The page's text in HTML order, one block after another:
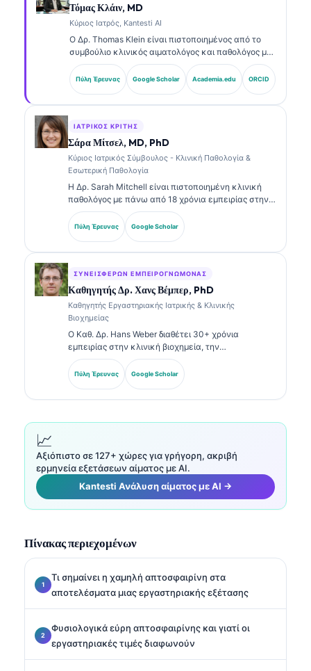
Τόμας Κλάιν, MD
Κύριος Ιατρός, Kantesti AI
Ο Δρ. Thomas Klein είναι πιστοποιημένος από το
συμβούλιο κλινικός αιματολόγος και παθολόγος με
πάνω από 15 χρόνια εμπειρίας στη εργαστηριακή
ιατρική και στην ανάλυση κλινικών δεδομένων με
υποβοήθηση AI. Ως Chief Medical Officer στην
δικτύου. Ο Δρ. Klein έχει δημοσιεύσει εκτενώς
σχετικά με την ερμηνεία βιοδεικτών και τη
εργαστηριακή διάγνωση σε θέματα εργαστηριακής
ιατρικής.
Πύλη Έρευνας Google Scholar Academia.edu ORCID
ΙΑΤΡΙΚΌΣ ΚΡΙΤΉΣ
Σάρα Μίτσελ, MD, PhD
Κύριος Ιατρικός Σύμβουλος - Κλινική Παθολογία &
Εσωτερική Παθολογία
Η Δρ. Sarah Mitchell είναι πιστοποιημένη κλινική
παθολόγος με πάνω από 18 χρόνια εμπειρίας στην
εργαστηριακή ιατρική και στην διαγνωστική
ανάλυση. Διαθέτει εξειδικευμένες πιστοποιήσεις
στην κλινική χημεία και έχει δημοσιεύσει εκτενώς
Πύλη Έρευνας Google Scholar
ΣΥΝΕΙΣΦΈΡΩΝ ΕΜΠΕΙΡΟΓΝΏΜΟΝΑΣ
Καθηγητής Δρ. Χανς Βέμπερ, PhD
Καθηγητής Εργαστηριακής Ιατρικής & Κλινικής
Βιοχημείας
Ο Καθ. Δρ. Hans Weber διαθέτει 30+ χρόνια
εμπειρίας στην κλινική βιοχημεία, την
εργαστηριακή ιατρική και την έρευνα βιοδεικτών.
Πρώην Πρόεδρος της Γερμανικής Εταιρείας Κλινικής
Χημείας, ειδικεύεται στην ανάλυση διαγνωστικών
Πύλη Έρευνας Google Scholar
📈
Αξιόπιστο σε 127+ χώρες για γρήγορη, ακριβή
ερμηνεία εξετάσεων αίματος με AI.
Kantesti Ανάλυση αίματος με AI →
Πίνακας περιεχομένων
Τι σημαίνει η χαμηλή απτοσφαιρίνη στα
αποτελέσματα μιας εργαστηριακής εξέτασης
Φυσιολογικά εύρη απτοσφαιρίνης και γιατί οι
εργαστηριακές τιμές διαφωνούν